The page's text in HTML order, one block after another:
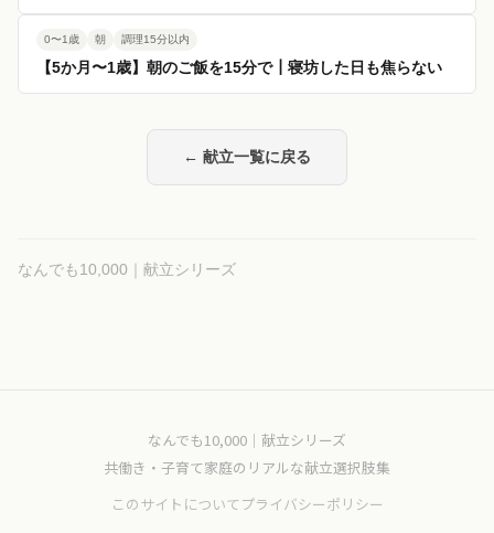
0〜1歳 朝 調理15分以内
【5か月〜1歳】朝のご飯を15分で┃寝坊した日も焦らない
← 献立一覧に戻る
なんでも10,000｜献立シリーズ
なんでも10,000｜献立シリーズ
共働き・子育て家庭のリアルな献立選択肢集
このサイトについてプライバシーポリシー